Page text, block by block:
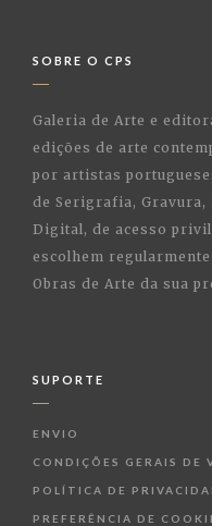
SOBRE O CPS
Galeria de Arte e
edições de arte
por artistas
de Serigrafia,
Digital, de acesso
escolhem
Obras de Arte da sua
SUPORTE
ENVIO
CONDIÇÕES GERAIS DE
POLÍTICA DE
PREFERÊNCIA DE